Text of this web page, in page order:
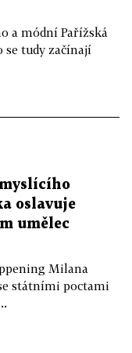
a módní Pařížská
se tudy začínají
oslavuje
umělec
Milana
státními poctami